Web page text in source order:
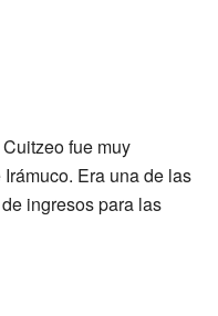
fue muy
Era una de las
ingresos para las